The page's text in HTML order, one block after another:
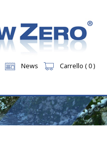
News Carrello ( 0 )